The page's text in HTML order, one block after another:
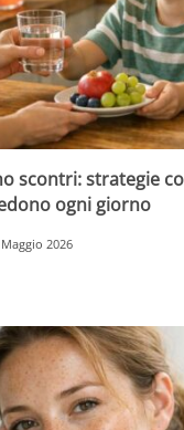
scontri: strategie
ogni giorno
2026